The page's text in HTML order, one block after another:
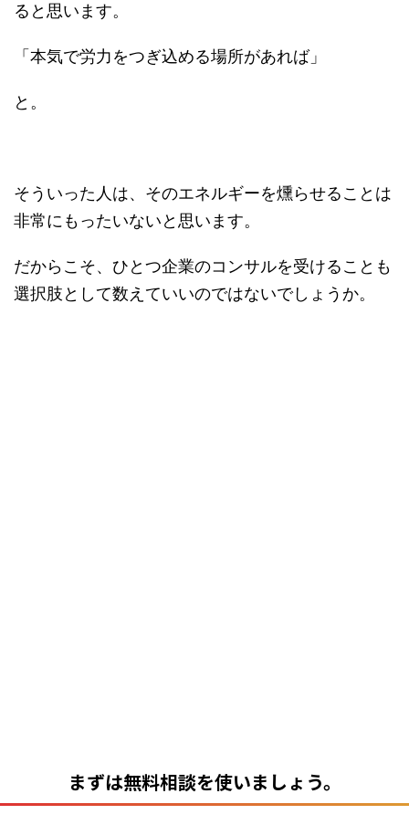
ると思います。
「本気で労力をつぎ込める場所があれば」
と。
そういった人は、そのエネルギーを燻らせることは
非常にもったいないと思います。
だからこそ、ひとつ企業のコンサルを受けることも
選択肢として数えていいのではないでしょうか。
まずは無料相談を使いましょう。